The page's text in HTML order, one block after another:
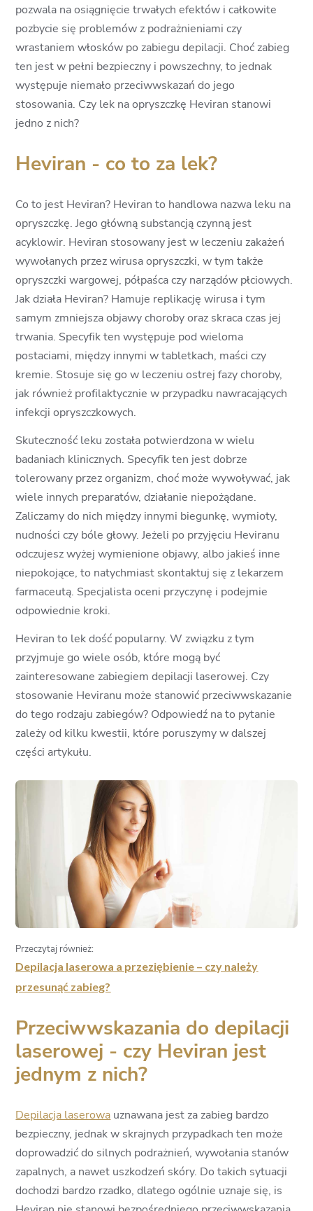
pozwala na osiągnięcie trwałych efektów i całkowite
pozbycie się problemów z podrażnieniami czy
wrastaniem włosków po zabiegu depilacji. Choć zabieg
ten jest w pełni bezpieczny i powszechny, to jednak
występuje niemało przeciwwskazań do jego
stosowania. Czy lek na opryszczkę Heviran stanowi
jedno z nich?
Heviran - co to za lek?
Co to jest Heviran? Heviran to handlowa nazwa leku na
opryszczkę. Jego główną substancją czynną jest
acyklowir. Heviran stosowany jest w leczeniu zakażeń
wywołanych przez wirusa opryszczki, w tym także
opryszczki wargowej, półpaśca czy narządów płciowych.
Jak działa Heviran? Hamuje replikację wirusa i tym
samym zmniejsza objawy choroby oraz skraca czas jej
trwania. Specyfik ten występuje pod wieloma
postaciami, między innymi w tabletkach, maści czy
kremie. Stosuje się go w leczeniu ostrej fazy choroby,
jak również profilaktycznie w przypadku nawracających
infekcji opryszczkowych.
Skuteczność leku została potwierdzona w wielu
badaniach klinicznych. Specyfik ten jest dobrze
tolerowany przez organizm, choć może wywoływać, jak
wiele innych preparatów, działanie niepożądane.
Zaliczamy do nich między innymi biegunkę, wymioty,
nudności czy bóle głowy. Jeżeli po przyjęciu Heviranu
odczujesz wyżej wymienione objawy, albo jakieś inne
niepokojące, to natychmiast skontaktuj się z lekarzem
farmaceutą. Specjalista oceni przyczynę i podejmie
odpowiednie kroki.
Heviran to lek dość popularny. W związku z tym
przyjmuje go wiele osób, które mogą być
zainteresowane zabiegiem depilacji laserowej. Czy
stosowanie Heviranu może stanowić przeciwwskazanie
do tego rodzaju zabiegów? Odpowiedź na to pytanie
zależy od kilku kwestii, które poruszymy w dalszej
części artykułu.
Przeczytaj również:
Depilacja laserowa a przeziębienie – czy należy
przesunąć zabieg?
Przeciwwskazania do depilacji
laserowej - czy Heviran jest
jednym z nich?
Depilacja laserowa uznawana jest za zabieg bardzo
bezpieczny, jednak w skrajnych przypadkach ten może
doprowadzić do silnych podrażnień, wywołania stanów
zapalnych, a nawet uszkodzeń skóry. Do takich sytuacji
dochodzi bardzo rzadko, dlatego ogólnie uznaje się, is